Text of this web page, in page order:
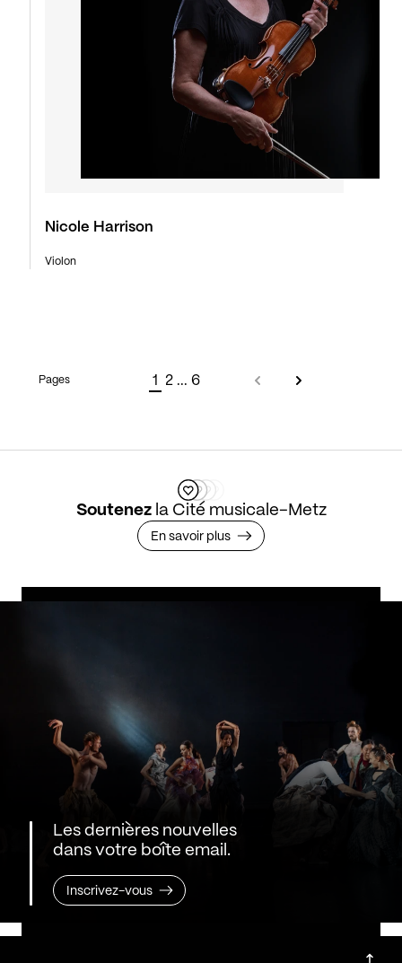
Nicole Harrison
Violon
Pages 1 2 ... 6
Soutenezla Cité musicale-Metz
En savoir plus
Les dernières nouvelles
dans votre boîte email.
Inscrivez-vous